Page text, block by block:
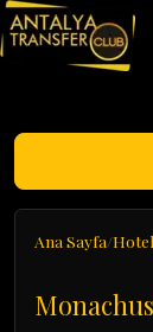
Ana Sayfa